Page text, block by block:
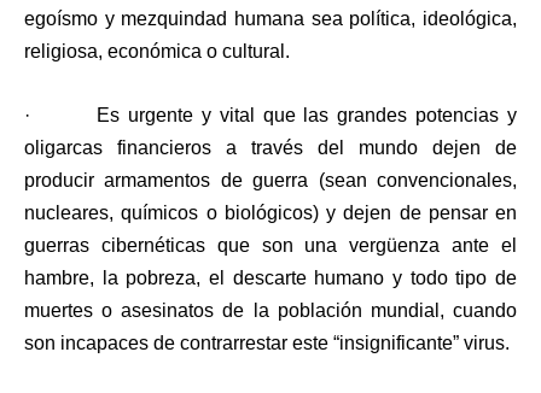
egoísmo y mezquindad humana sea política, ideológica,
religiosa, económica o cultural.
·
Es urgente y vital que las grandes potencias y
oligarcas financieros a través del mundo dejen de
producir armamentos de guerra (sean convencionales,
nucleares, químicos o biológicos) y dejen de pensar en
guerras cibernéticas que son una vergüenza ante el
hambre, la pobreza, el descarte humano y todo tipo de
muertes o asesinatos de la población mundial, cuando
son incapaces de contrarrestar este “insignificante” virus.